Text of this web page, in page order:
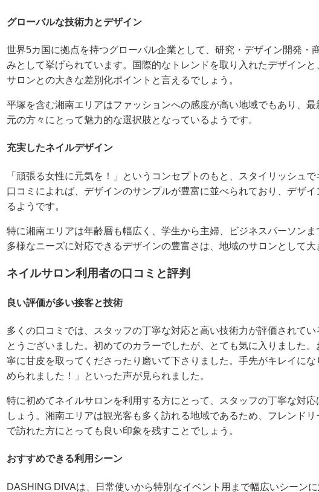
グローバルな技術力とデザイン
世界5カ国に拠点を持つグローバル企業として、研究・デザイン開発・
みとして挙げられています。国際的なトレンドを取り入れたデザイン
サロンとの大きな差別化ポイントと言えるでしょう。
平塚を含む湘南エリアはファッションへの感度が高い地域でもあり、
元の方々にとって魅力的な選択肢となっているようです。
充実したネイルデザイン
「頑張る女性に元気を！」というコンセプトのもと、スタイリッシュ
口コミによれば、デザインのサンプルが豊富に並べられており、デザ
るようです。
特に湘南エリアは年齢層も幅広く、学生から主婦、ビジネスパーソン
多様なニーズに対応できるデザインの豊富さは、地域のサロンとして大
ネイルサロン利用者の口コミと評判
良い評価が多い接客と技術
多くの口コミでは、スタッフの丁寧な対応と高い技術力が評価されて
とうございました。初めてのカラーでしたが、とても気に入りました
寧に甘皮を取ってくださったり磨いて下さりました。手先がキレイに
められました！」といった声が見られました。
特に初めてネイルサロンを利用する方にとって、スタッフの丁寧な対
しょう。湘南エリアは観光客も多く訪れる地域であるため、フレンド
で訪れた方にとっても良い印象を残すことでしょう。
おすすめできる利用シーン
DASHING DIVAは、日常使いから特別なイベント用まで幅広いシーン